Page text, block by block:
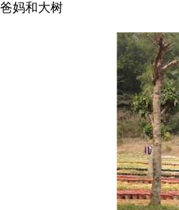
爸妈和大树